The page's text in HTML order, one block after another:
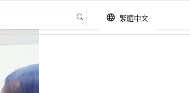
language 繁體中文